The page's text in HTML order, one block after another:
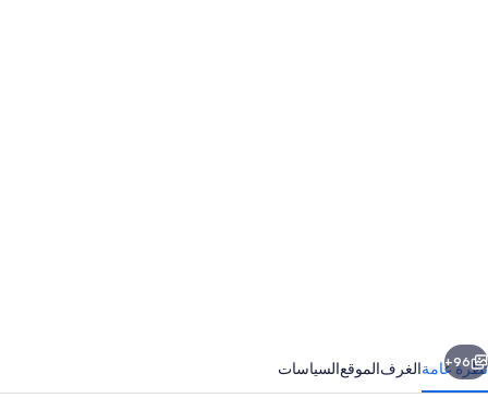
التالي
96+
نظرة عامةالغرفالموقعالسياسات